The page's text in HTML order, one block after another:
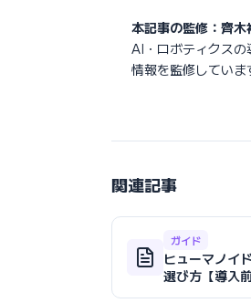
本記事の監修：齊木
AI・ロボティクス
情報を監修していま
関連記事
ガイド
ヒューマノイ
選び方【導入
スト2026年版